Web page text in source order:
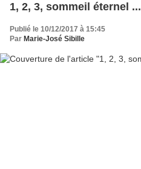
1, 2, 3, sommeil éternel ...
Publié le 10/12/2017 à 15:45
Par Marie-José Sibille